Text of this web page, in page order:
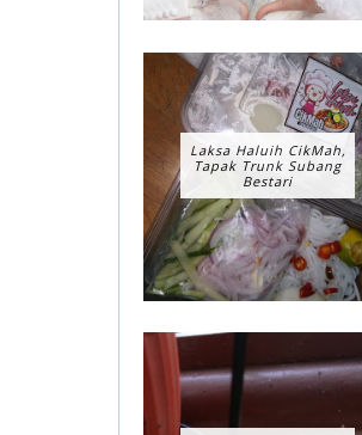
Laksa Haluih CikMah,
Tapak Trunk Subang
Bestari